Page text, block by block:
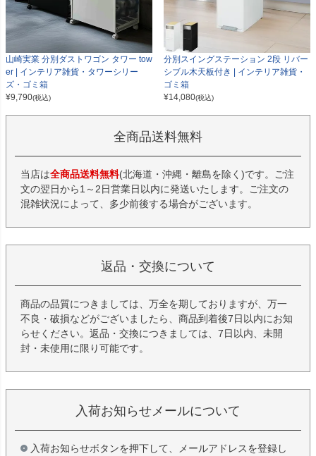
山崎実業 分別ダストワゴン タワー tow
er | インテリア雑貨・タワーシリー
ズ・ゴミ箱
¥9,790(税込)
分別スイングステーション 2段 リバー
シブル木天板付き | インテリア雑貨・
ゴミ箱
¥14,080(税込)
全商品送料無料
当店は全商品送料無料(北海道・沖縄・離島を除く)です。ご注
文の翌日から1～2日営業日以内に発送いたします。ご注文の
混雑状況によって、多少前後する場合がございます。
返品・交換について
商品の品質につきましては、万全を期しておりますが、万一
不良・破損などがございましたら、商品到着後7日以内にお知
らせください。返品・交換につきましては、7日以内、未開
封・未使用に限り可能です。
入荷お知らせメールについて
入荷お知らせボタンを押下して、メールアドレスを登録し